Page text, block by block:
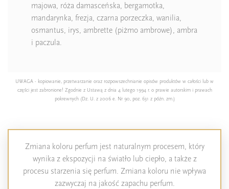
majowa, róża damasceńska, bergamotka,
mandarynka, frezja, czarna porzeczka, wanilia,
osmantus, irys, ambrette (piżmo ambrowe), ambra
i paczula.
UWAGA - kopiowanie, przetwarzanie oraz rozpowszechnianie opisów produktów w całości lub w
części jest zabronione! Zgodnie z Ustawą z dnia 4 lutego 1994 r. o prawie autorskim i prawach
pokrewnych (Dz. U. z 2006 e. Nr 90, poz. 631 z późn. zm.)
Zmiana koloru perfum jest naturalnym procesem, który
wynika z ekspozycji na światło lub ciepło, a także z
procesu starzenia się perfum. Zmiana koloru nie wpływa
zazwyczaj na jakość zapachu perfum.